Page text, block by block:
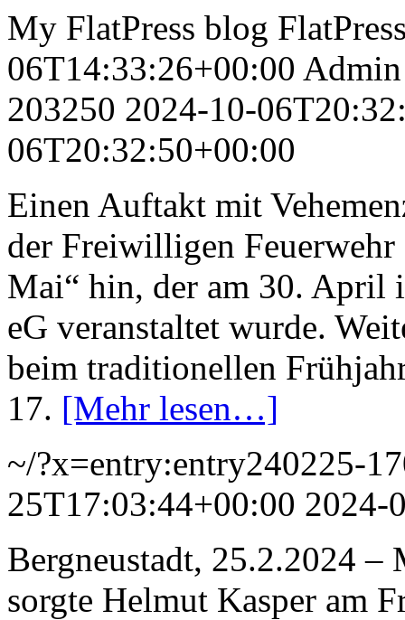
My FlatPress blog
06T14:33:26+00:00 Admin
203250 2024-10-
06T20:32:50+00:00
Einen Auftakt mit
der Freiwilligen Feuerwehr
Mai“ hin, der am 30. April
eG veranstaltet wurde.
beim traditionellen
17. [Mehr lesen…]
~/?x=entry:entry240225-
25T17:03:44+00:00 2024-
Bergneustadt, 25.2.2024 –
sorgte Helmut Kasper am